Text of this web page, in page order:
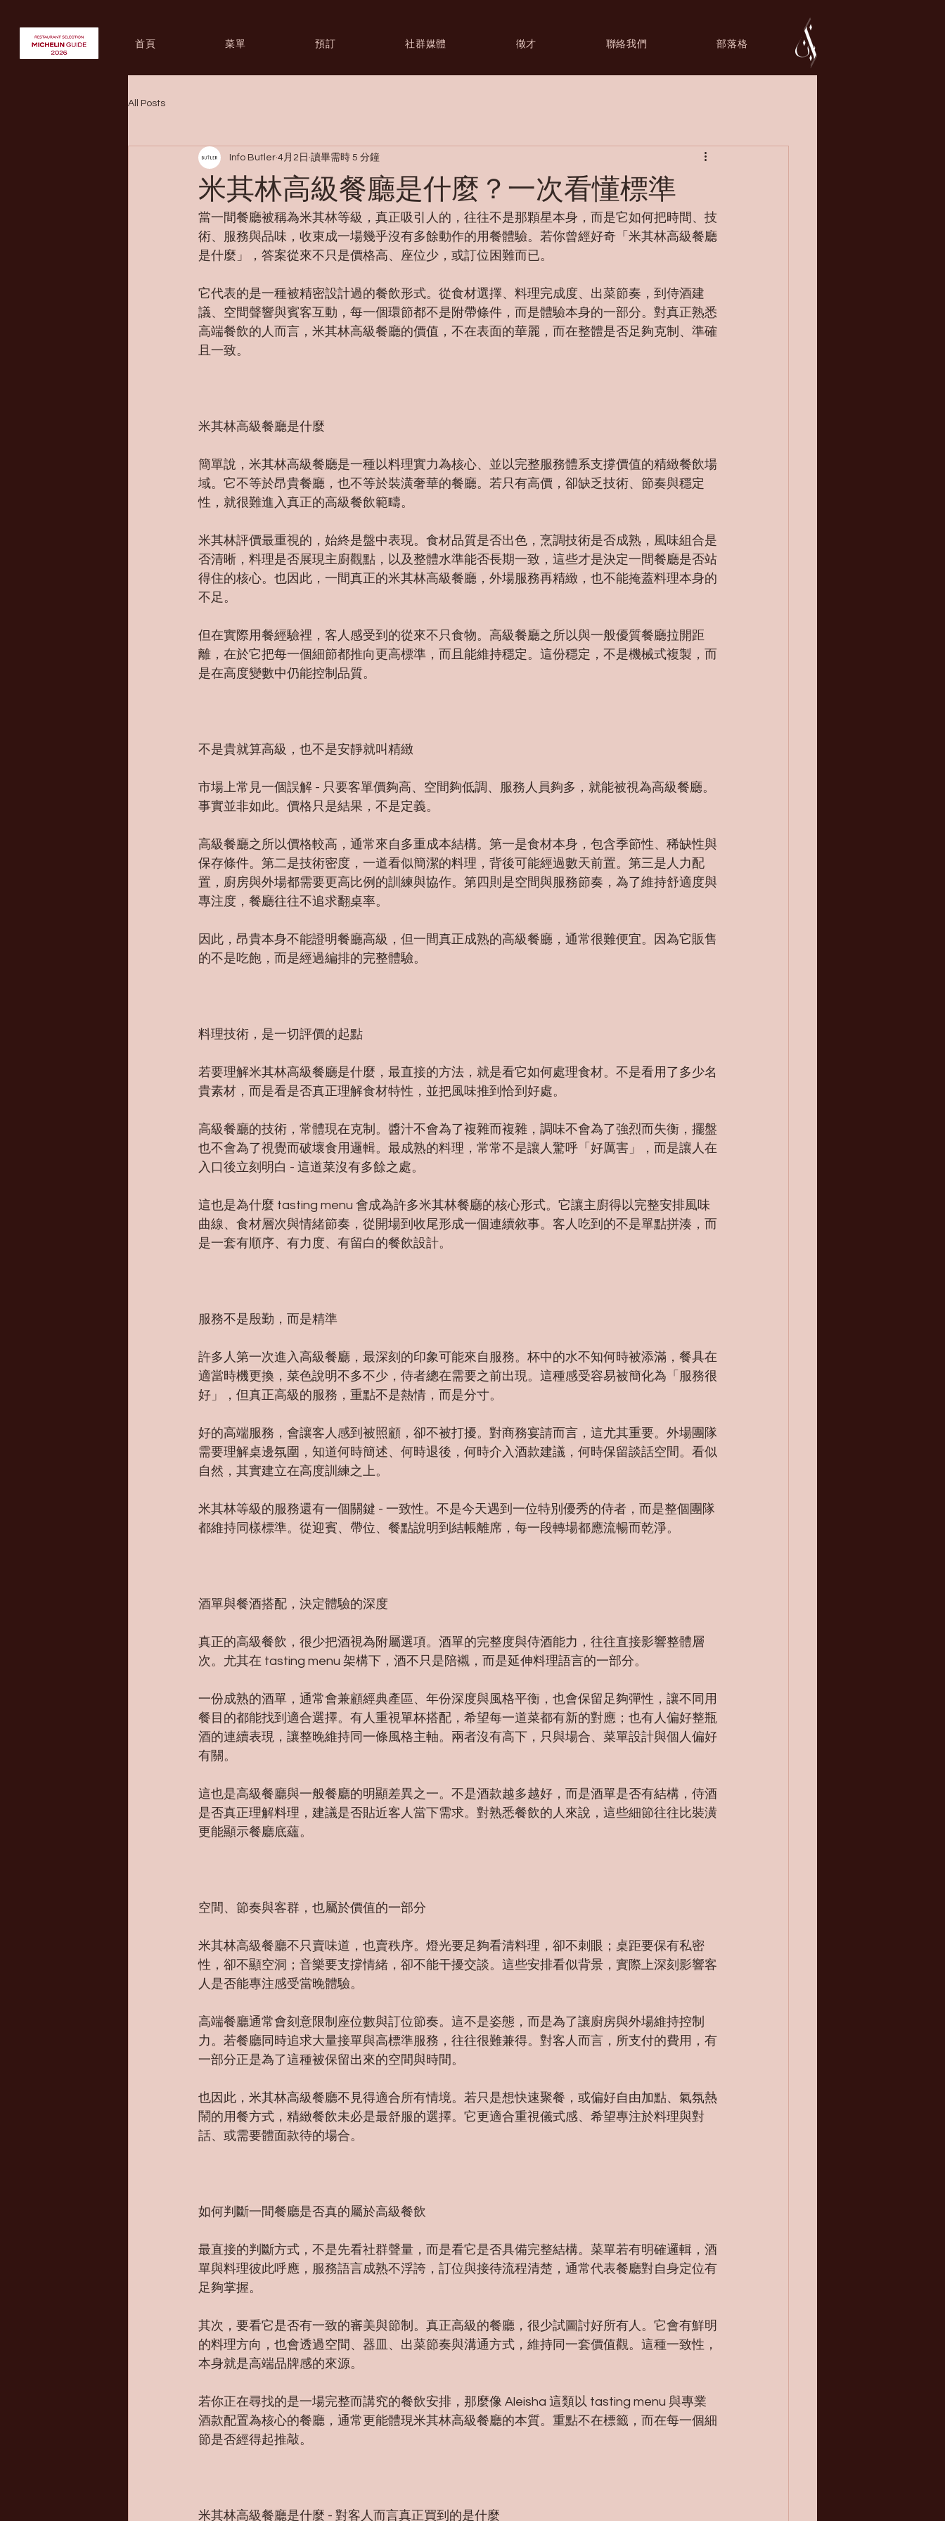
首頁 菜單 預訂 社群媒體 徵才 聯絡我們 部落格
All Posts
米其林高級餐廳是什麼？一次看懂標準
Info Butler 4月2日 讀畢需時 5 分鐘
當一間餐廳被稱為米其林等級，真正吸引人的，往往不是那顆星本身，而是它如何把時間、技
術、服務與品味，收束成一場幾乎沒有多餘動作的用餐體驗。若你曾經好奇「米其林高級餐廳
是什麼」，答案從來不只是價格高、座位少，或訂位困難而已。
它代表的是一種被精密設計過的餐飲形式。從食材選擇、料理完成度、出菜節奏，到侍酒建
議、空間聲響與賓客互動，每一個環節都不是附帶條件，而是體驗本身的一部分。對真正熟悉
高端餐飲的人而言，米其林高級餐廳的價值，不在表面的華麗，而在整體是否足夠克制、準確
且一致。
米其林高級餐廳是什麼
簡單說，米其林高級餐廳是一種以料理實力為核心、並以完整服務體系支撐價值的精緻餐飲場
域。它不等於昂貴餐廳，也不等於裝潢奢華的餐廳。若只有高價，卻缺乏技術、節奏與穩定
性，就很難進入真正的高級餐飲範疇。
米其林評價最重視的，始終是盤中表現。食材品質是否出色，烹調技術是否成熟，風味組合是
否清晰，料理是否展現主廚觀點，以及整體水準能否長期一致，這些才是決定一間餐廳是否站
得住的核心。也因此，一間真正的米其林高級餐廳，外場服務再精緻，也不能掩蓋料理本身的
不足。
但在實際用餐經驗裡，客人感受到的從來不只食物。高級餐廳之所以與一般優質餐廳拉開距
離，在於它把每一個細節都推向更高標準，而且能維持穩定。這份穩定，不是機械式複製，而
是在高度變數中仍能控制品質。
不是貴就算高級，也不是安靜就叫精緻
市場上常見一個誤解 - 只要客單價夠高、空間夠低調、服務人員夠多，就能被視為高級餐廳。
事實並非如此。價格只是結果，不是定義。
高級餐廳之所以價格較高，通常來自多重成本結構。第一是食材本身，包含季節性、稀缺性與
保存條件。第二是技術密度，一道看似簡潔的料理，背後可能經過數天前置。第三是人力配
置，廚房與外場都需要更高比例的訓練與協作。第四則是空間與服務節奏，為了維持舒適度與
專注度，餐廳往往不追求翻桌率。
因此，昂貴本身不能證明餐廳高級，但一間真正成熟的高級餐廳，通常很難便宜。因為它販售
的不是吃飽，而是經過編排的完整體驗。
料理技術，是一切評價的起點
若要理解米其林高級餐廳是什麼，最直接的方法，就是看它如何處理食材。不是看用了多少名
貴素材，而是看是否真正理解食材特性，並把風味推到恰到好處。
高級餐廳的技術，常體現在克制。醬汁不會為了複雜而複雜，調味不會為了強烈而失衡，擺盤
也不會為了視覺而破壞食用邏輯。最成熟的料理，常常不是讓人驚呼「好厲害」，而是讓人在
入口後立刻明白 - 這道菜沒有多餘之處。
這也是為什麼 tasting menu 會成為許多米其林餐廳的核心形式。它讓主廚得以完整安排風味
曲線、食材層次與情緒節奏，從開場到收尾形成一個連續敘事。客人吃到的不是單點拼湊，而
是一套有順序、有力度、有留白的餐飲設計。
服務不是殷勤，而是精準
許多人第一次進入高級餐廳，最深刻的印象可能來自服務。杯中的水不知何時被添滿，餐具在
適當時機更換，菜色說明不多不少，侍者總在需要之前出現。這種感受容易被簡化為「服務很
好」，但真正高級的服務，重點不是熱情，而是分寸。
好的高端服務，會讓客人感到被照顧，卻不被打擾。對商務宴請而言，這尤其重要。外場團隊
需要理解桌邊氛圍，知道何時簡述、何時退後，何時介入酒款建議，何時保留談話空間。看似
自然，其實建立在高度訓練之上。
米其林等級的服務還有一個關鍵 - 一致性。不是今天遇到一位特別優秀的侍者，而是整個團隊
都維持同樣標準。從迎賓、帶位、餐點說明到結帳離席，每一段轉場都應流暢而乾淨。
酒單與餐酒搭配，決定體驗的深度
真正的高級餐飲，很少把酒視為附屬選項。酒單的完整度與侍酒能力，往往直接影響整體層
次。尤其在 tasting menu 架構下，酒不只是陪襯，而是延伸料理語言的一部分。
一份成熟的酒單，通常會兼顧經典產區、年份深度與風格平衡，也會保留足夠彈性，讓不同用
餐目的都能找到適合選擇。有人重視單杯搭配，希望每一道菜都有新的對應；也有人偏好整瓶
酒的連續表現，讓整晚維持同一條風格主軸。兩者沒有高下，只與場合、菜單設計與個人偏好
有關。
這也是高級餐廳與一般餐廳的明顯差異之一。不是酒款越多越好，而是酒單是否有結構，侍酒
是否真正理解料理，建議是否貼近客人當下需求。對熟悉餐飲的人來說，這些細節往往比裝潢
更能顯示餐廳底蘊。
空間、節奏與客群，也屬於價值的一部分
米其林高級餐廳不只賣味道，也賣秩序。燈光要足夠看清料理，卻不刺眼；桌距要保有私密
性，卻不顯空洞；音樂要支撐情緒，卻不能干擾交談。這些安排看似背景，實際上深刻影響客
人是否能專注感受當晚體驗。
高端餐廳通常會刻意限制座位數與訂位節奏。這不是姿態，而是為了讓廚房與外場維持控制
力。若餐廳同時追求大量接單與高標準服務，往往很難兼得。對客人而言，所支付的費用，有
一部分正是為了這種被保留出來的空間與時間。
也因此，米其林高級餐廳不見得適合所有情境。若只是想快速聚餐，或偏好自由加點、氣氛熱
鬧的用餐方式，精緻餐飲未必是最舒服的選擇。它更適合重視儀式感、希望專注於料理與對
話、或需要體面款待的場合。
如何判斷一間餐廳是否真的屬於高級餐飲
最直接的判斷方式，不是先看社群聲量，而是看它是否具備完整結構。菜單若有明確邏輯，酒
單與料理彼此呼應，服務語言成熟不浮誇，訂位與接待流程清楚，通常代表餐廳對自身定位有
足夠掌握。
其次，要看它是否有一致的審美與節制。真正高級的餐廳，很少試圖討好所有人。它會有鮮明
的料理方向，也會透過空間、器皿、出菜節奏與溝通方式，維持同一套價值觀。這種一致性，
本身就是高端品牌感的來源。
若你正在尋找的是一場完整而講究的餐飲安排，那麼像 Aleisha 這類以 tasting menu 與專業
酒款配置為核心的餐廳，通常更能體現米其林高級餐廳的本質。重點不在標籤，而在每一個細
節是否經得起推敲。
米其林高級餐廳是什麼 - 對客人而言真正買到的是什麼